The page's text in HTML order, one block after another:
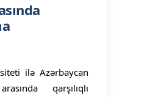
ilə Azərbaycan
qarşılıqlı